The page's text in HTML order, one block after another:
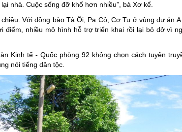
nhà. Cuộc sống đỡ khổ hơn nhiều”, bà Xơ kể.
Với đồng bào Tà Ôi, Pa Cô, Cơ Tu ở vùng dự án
điểm, nhiều mô hình hỗ trợ triển khai rồi lại bỏ dở vì
Kinh tế - Quốc phòng 92 không chọn cách tuyên
nói tiếng dân tộc.